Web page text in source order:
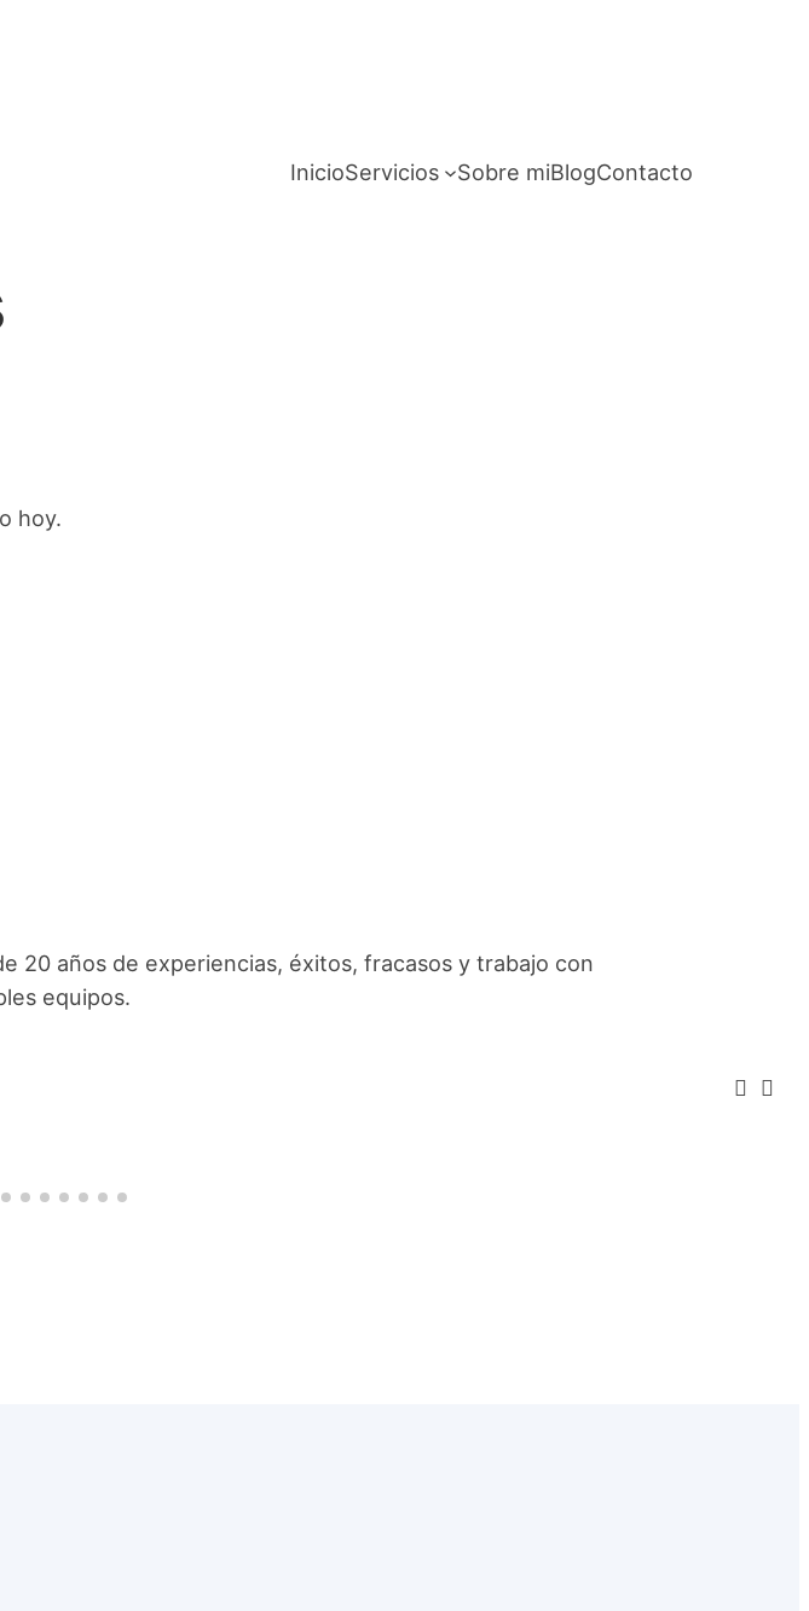
InicioServicios Sobre miBlogContacto
hoy.
20 años de experiencias, éxitos, fracasos y trabajo con
equipos.